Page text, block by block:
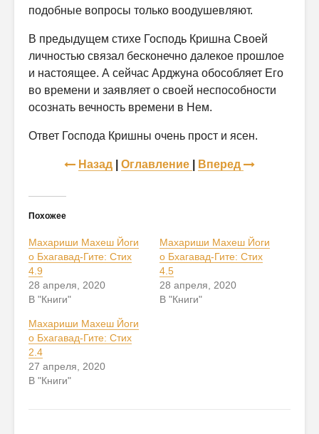
подобные вопросы только воодушевляют.
В предыдущем стихе Господь Кришна Своей
личностью связал бес­конечно далекое прошлое
и настоящее. А сейчас Арджуна обособляет Его
во времени и заявляет о своей неспособности
осознать вечность времени в Нем.
Ответ Господа Кришны очень прост и ясен.
Назад Оглавление Вперед
Похожее
Махариши Махеш Йоги
о Бхагавад-Гите: Стих
4.9
28 апреля, 2020
В "Книги"
Махариши Махеш Йоги
о Бхагавад-Гите: Стих
4.5
28 апреля, 2020
В "Книги"
Махариши Махеш Йоги
о Бхагавад-Гите: Стих
2.4
27 апреля, 2020
В "Книги"